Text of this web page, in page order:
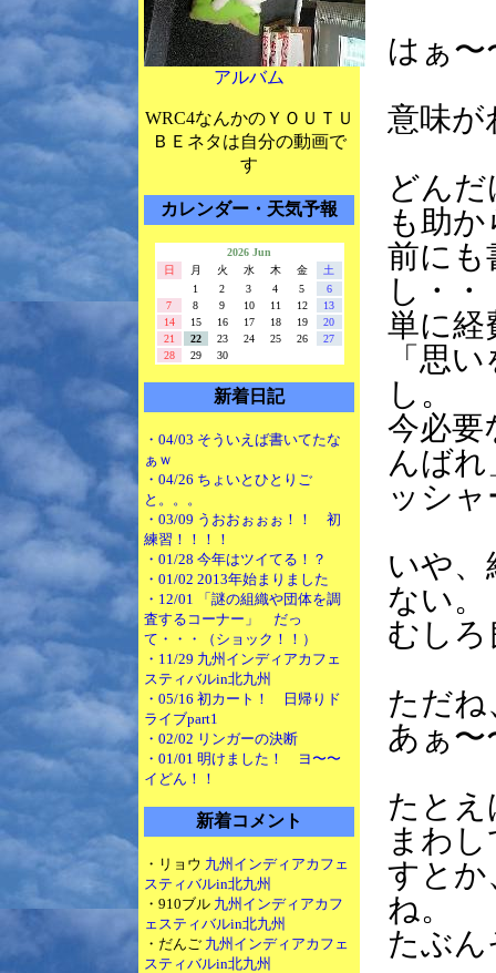
アルバム
WRC4なんかのＹＯＵＴＵ
ＢＥネタは自分の動画で
す
カレンダー・天気予報
2026 Jun
日
月 火 水 木 金
土
1
2 3 4 5
6
7
8 9 10 11 12
13
14
15 16 17 18 19
20
21
22 23 24 25 26
27
28
29 30
新着日記
・04/03 そういえば書いてたな
ぁｗ
・04/26 ちょいとひとりご
と。。。
・03/09 うおおぉぉぉ！！ 初
練習！！！！
・01/28 今年はツイてる！？
・01/02 2013年始まりました
・12/01 「謎の組織や団体を調
査するコーナー」 だっ
て・・・（ショック！！）
・11/29 九州インディアカフェ
スティバルin北九州
・05/16 初カート！ 日帰りド
ライブpart1
・02/02 リンガーの決断
・01/01 明けました！ ヨ〜〜
イどん！！
新着コメント
・リョウ 九州インディアカフェ
スティバルin北九州
・910ブル 九州インディアカフ
ェスティバルin北九州
・だんご 九州インディアカフェ
スティバルin北九州
はぁ〜
意味が
どん
も助
前にも
し・・
単に経
「思
し。
今必要
んば
ッシ
いや
ない。
むしろ
ただ
あぁ〜
たとえ
まわ
すとか
ね。
たぶ